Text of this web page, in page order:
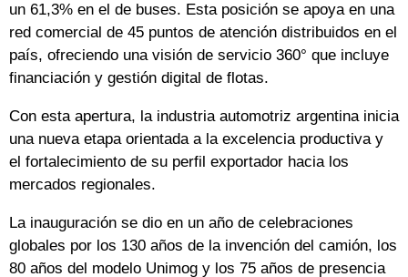
un 61,3% en el de buses. Esta posición se apoya en una
red comercial de 45 puntos de atención distribuidos en el
país, ofreciendo una visión de servicio 360° que incluye
financiación y gestión digital de flotas.
Con esta apertura, la industria automotriz argentina inicia
una nueva etapa orientada a la excelencia productiva y
el fortalecimiento de su perfil exportador hacia los
mercados regionales.
La inauguración se dio en un año de celebraciones
globales por los 130 años de la invención del camión, los
80 años del modelo Unimog y los 75 años de presencia